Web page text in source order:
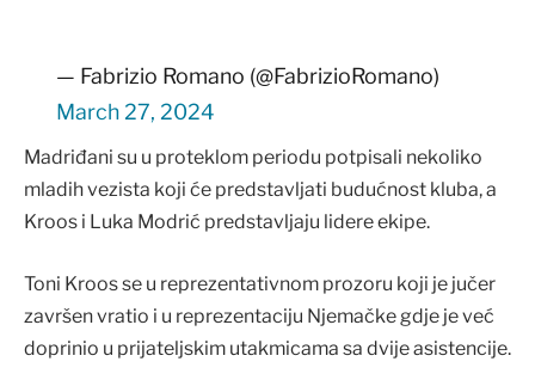
— Fabrizio Romano (@FabrizioRomano)
March 27, 2024
Madriđani su u proteklom periodu potpisali nekoliko
mladih vezista koji će predstavljati budućnost kluba, a
Kroos i Luka Modrić predstavljaju lidere ekipe.
Toni Kroos se u reprezentativnom prozoru koji je jučer
završen vratio i u reprezentaciju Njemačke gdje je već
doprinio u prijateljskim utakmicama sa dvije asistencije.